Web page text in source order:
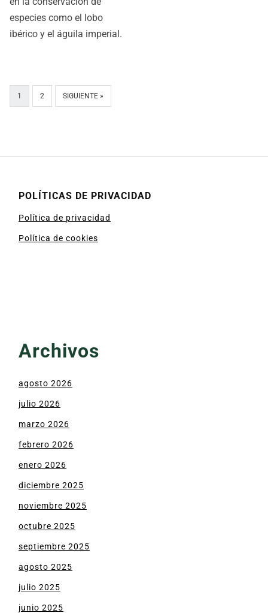
especies como el lobo
ibérico y el águila imperial.
1 2 SIGUIENTE »
POLÍTICAS DE PRIVACIDAD
Política de privacidad
Política de cookies
Archivos
agosto 2026
julio 2026
marzo 2026
febrero 2026
enero 2026
diciembre 2025
noviembre 2025
octubre 2025
septiembre 2025
agosto 2025
julio 2025
junio 2025